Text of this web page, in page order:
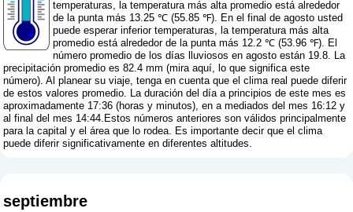
temperaturas, la temperatura más alta promedio está alrededor
de la punta más 13.25 ℃ (55.85 ℉). En el final de agosto usted
puede esperar inferior temperaturas, la temperatura más alta
promedio está alrededor de la punta más 12.2 ℃ (53.96 ℉). El
número promedio de los días lluviosos en agosto están 19.8. La
precipitación promedio es 82.4 mm (mira aquí, lo que significa este
número). Al planear su viaje, tenga en cuenta que el clima real puede diferir
de estos valores promedio. La duración del día a principios de este mes es
aproximadamente 17:36 (horas y minutos), en a mediados del mes 16:12 y
al final del mes 14:44.Estos números anteriores son válidos principalmente
para la capital y el área que lo rodea. Es importante decir que el clima
puede diferir significativamente en diferentes altitudes.
septiembre